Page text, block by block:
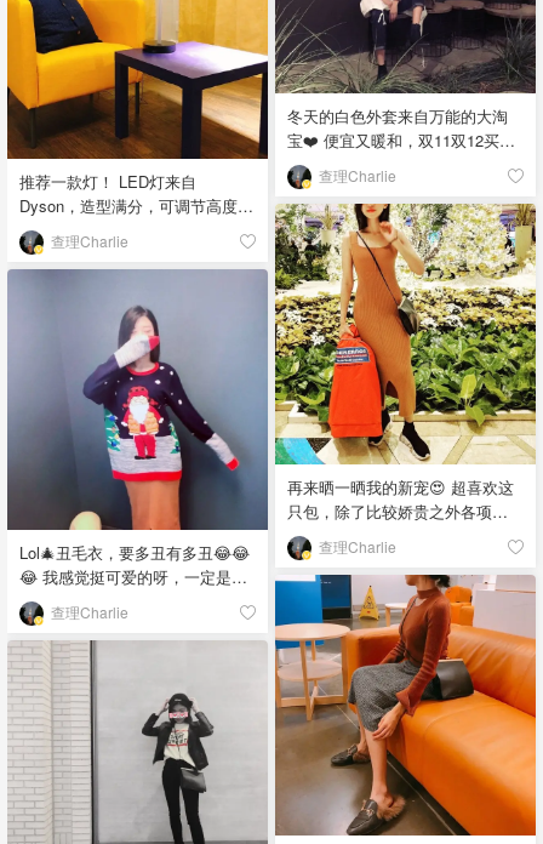
冬天的白色外套来自万能的大淘
宝❤️ 便宜又暖和，双11双12买了
不少杂七杂八的东西🎈超开熏 昨
天带sense小编去吃德州大烤肉😋
😋顺便拍一波照🙇🏻‍♀️「该晒货来自
@查理Charlie-北美省钱快报，版
权归原作者所有」
查理Charlie
推荐一款灯！ LED灯来自
Dyson，造型满分，可调节高度，
安装还超方便。像我这种什么都
装不明白的人5分钟就能搞定。 可
习时候的好基友👨‍❤️‍👨 官方宣传
Dyson LED灯寿命可达35年，而
且超级节能，不会像其他灯泡一
样发热，不用换灯泡💡 除了贵之
外没什么缺点了（Dyson的东西一
向都贵），折扣时候入还是很不
错的☺️☺️「该晒货来自@查理
Charlie-北美省钱快报，版权归原
查理Charlie
再来晒一晒我的新宠😍 超喜欢这
只包，除了比较娇贵之外各项都
满分！看着小小的还挺能装的🤣
但是为了它的颜值还是尽量不装
那么多东西😉 有妹子问裙子在哪
买的——中国最大农贸市场🙃你
们懂的！ 所有图片都用Pixel 2 XL
拍的，比Xphone 好太多🤳🤳「该
晒货来自@查理Charlie-北美省钱
快报，版权归原作者所有」
查理Charlie
Lol🎄丑毛衣，要多丑有多丑😂😂
😂 我感觉挺可爱的呀，一定是审
美出了问题🌝 基友说超过$10块都
算买贵了🌚「该晒货来自@查理
Charlie-北美省钱快报，版权归原
作者所有」
查理Charlie